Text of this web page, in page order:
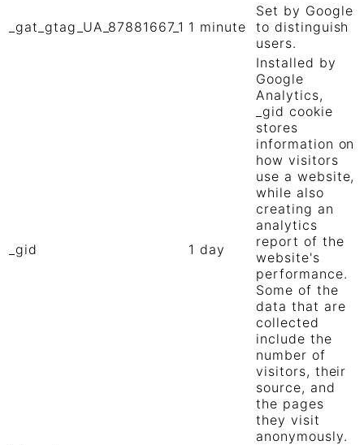
_gat_gtag_UA_87881667_1 1 minute
Set by Google
to distinguish
users.
_gid 1 day
Installed by
Google
Analytics,
_gid cookie
stores
information on
how visitors
use a website,
while also
creating an
analytics
report of the
website's
performance.
Some of the
data that are
collected
include the
number of
visitors, their
source, and
the pages
they visit
anonymously.